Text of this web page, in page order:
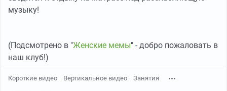
музыку!
(Подсмотрено в "Женские мемы" - добро пожаловать в
наш клуб!)
Короткие видео Вертикальное видео Занятия